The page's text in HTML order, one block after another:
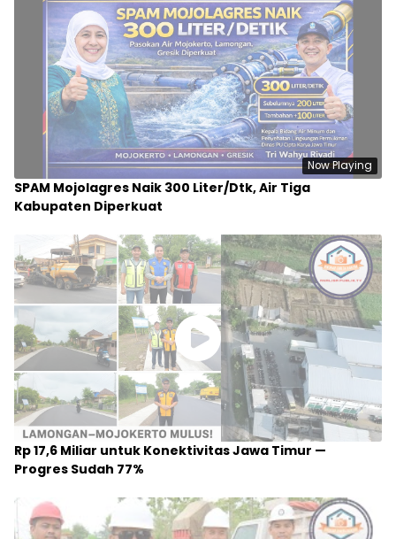
Rp 17,6 Miliar untuk Konektivitas Jawa Timur —
Progres Sudah 77%
UPT PJJ Bojonegoro Pacu Proyek Pelebaran Jalan
Ponco–Jatirogo Demi Konektivitas Jatim–Jateng